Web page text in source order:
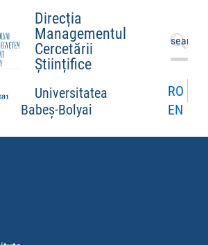
Direcția
Managementul
Cercetării
Științifice
Universitatea
Babeș-Bolyai
Search
for:
RO
EN